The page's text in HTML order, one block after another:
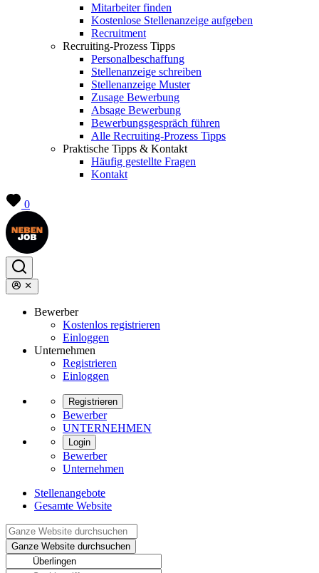
Mitarbeiter finden
Kostenlose Stellenanzeige aufgeben
Recruitment
Recruiting-Prozess Tipps
Personalbeschaffung
Stellenanzeige schreiben
Stellenanzeige Muster
Zusage Bewerbung
Absage Bewerbung
Bewerbungsgespräch führen
Alle Recruiting-Prozess Tipps
Praktische Tipps & Kontakt
Häufig gestellte Fragen
Kontakt
0
Bewerber
Kostenlos registrieren
Einloggen
Unternehmen
Registrieren
Einloggen
Registrieren
Bewerber
UNTERNEHMEN
Login
Bewerber
Unternehmen
Stellenangebote
Gesamte Website